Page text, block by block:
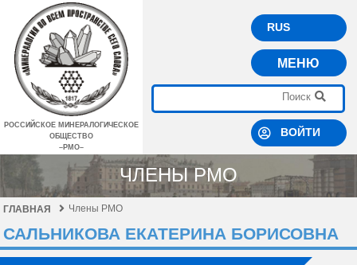
РОССИЙСКОЕ МИНЕРАЛОГИЧЕСКОЕ
ОБЩЕСТВО
–РМО–
RUS
МЕНЮ
ВОЙТИ
ЧЛЕНЫ РМО
ГЛАВНАЯ Члены РМО
САЛЬНИКОВА ЕКАТЕРИНА БОРИСОВНА